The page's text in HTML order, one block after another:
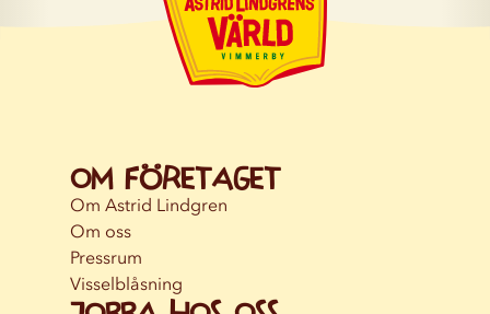
Om företaget
Om Astrid Lindgren
Om oss
Pressrum
Visselblåsning